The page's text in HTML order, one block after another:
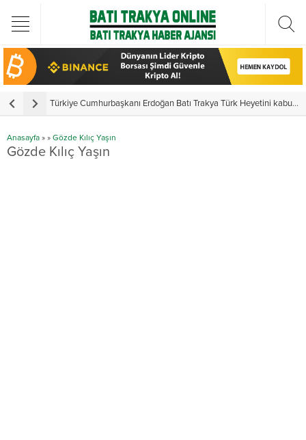
Türkiye Cumhurbaşkanı Erdoğan Batı Trakya Türk Heyetini kabul etti
Anasayfa » » Gözde Kılıç Yaşın
Gözde Kılıç Yaşın